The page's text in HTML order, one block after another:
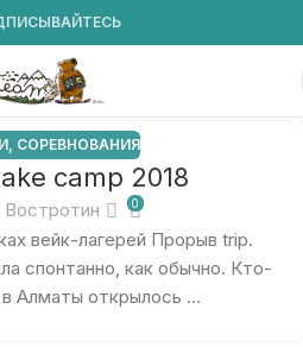
СОРЕВНОВАНИЯ
camp 2018
Востротин 0
вейк-лагерей Прорыв trip.
спонтанно, как обычно. Кто-
в Алматы открылось ...